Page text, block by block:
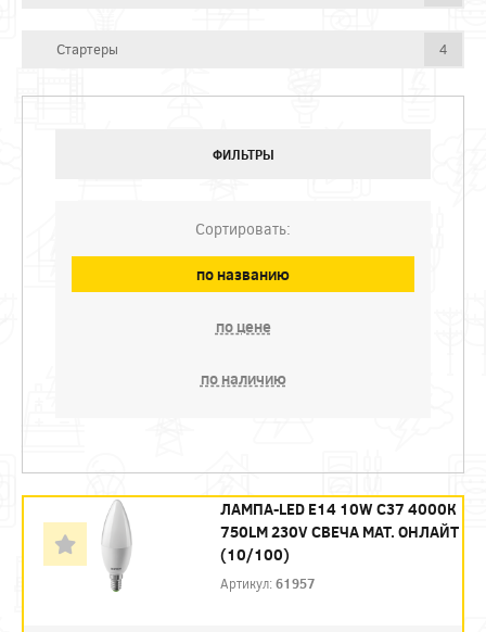
Стартеры 4
ФИЛЬТРЫ
Сортировать:
по названию
по цене
по наличию
ЛАМПА-LED E14 10W C37 4000К
750LM 230V СВЕЧА МАТ. ОНЛАЙТ
(10/100)
Артикул:61957